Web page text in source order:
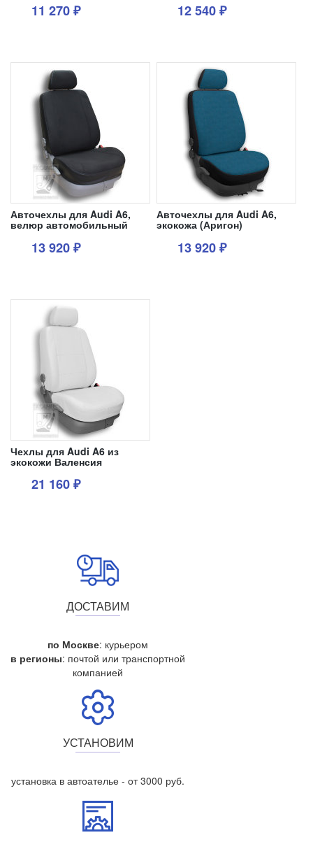
11 270 ₽ 12 540 ₽
1
Авточехлы для Audi A6,
велюр автомобильный
13 920 ₽
1
Авточехлы для Audi A6,
экокожа (Аригон)
13 920 ₽
1
Чехлы для Audi A6 из
экокожи Валенсия
21 160 ₽
ДОСТАВИМ
по Москве: курьером
в регионы: почтой или транспортной
компанией
УСТАНОВИМ
установка в автоателье - от 3000 руб.